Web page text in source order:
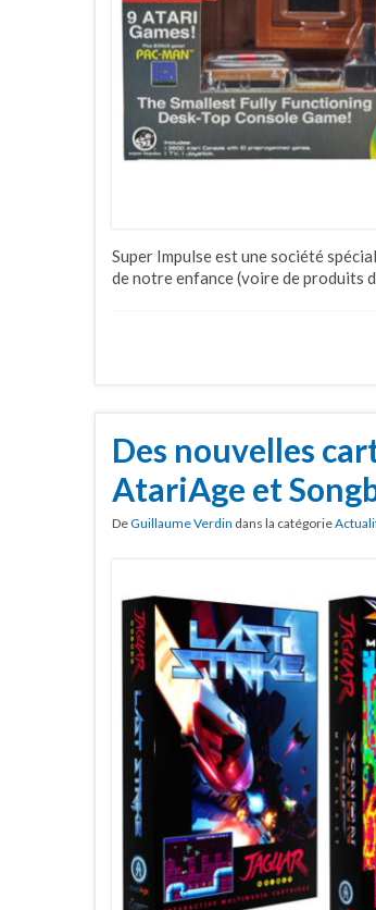
Super Impulse est une société
de notre enfance (voire de produits
Des nouvelles
AtariAge et
DeGuillaume Verdin dans la catégorie